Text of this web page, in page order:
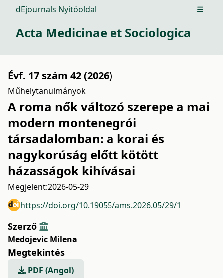
dEjournals Nyitóoldal Open
Acta Medicinae et Sociologica
Évf. 17 szám 42 (2026)
Műhelytanulmányok
A roma nők változó szerepe a mai
modern montenegrói
társadalomban: a korai és
nagykorúság előtt kötött
házasságok kihívásai
Megjelent:2026-05-29
https://doi.org/10.19055/ams.2026.05/29/1
Szerző
Medojevic Milena
Megtekintés
PDF (Angol)